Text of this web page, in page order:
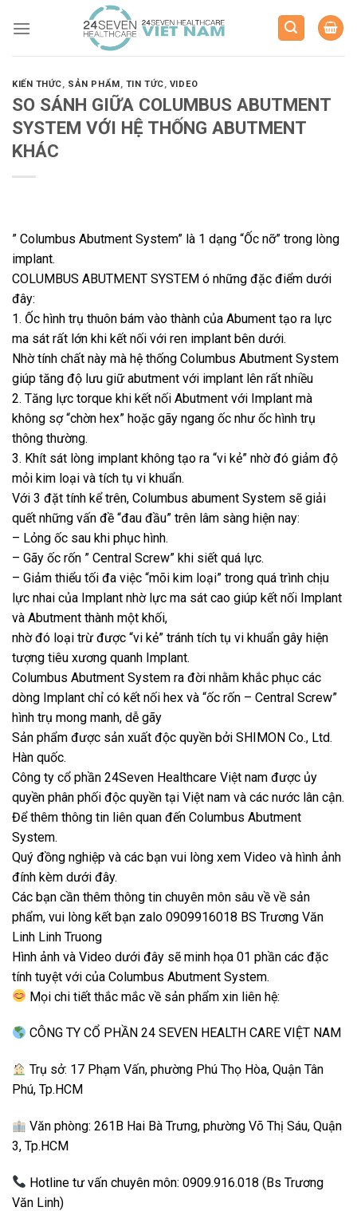
KIẾN THỨC, SẢN PHẨM, TIN TỨC, VIDEO
SO SÁNH GIỮA COLUMBUS ABUTMENT
SYSTEM VỚI HỆ THỐNG ABUTMENT
KHÁC
” Columbus Abutment System” là 1 dạng “Ốc nỡ” trong lòng
implant.
COLUMBUS ABUTMENT SYSTEM ó những đặc điểm dưới
đây:
1. Ốc hình trụ thuôn bám vào thành của Abument tạo ra lực
ma sát rất lớn khi kết nối với ren implant bên dưới.
Nhờ tính chất này mà hệ thống Columbus Abutment System
giúp tăng độ lưu giữ abutment với implant lên rất nhiều
2. Tăng lực torque khi kết nối Abutment với Implant mà
không sợ “chờn hex” hoặc gãy ngang ốc như ốc hình trụ
thông thường.
3. Khít sát lòng implant không tạo ra “vi kẻ” nhờ đó giảm độ
mỏi kim loại và tích tụ vi khuẩn.
Với 3 đặt tính kể trên, Columbus abument System sẽ giải
quết những vấn đề “đau đầu” trên lâm sàng hiện nay:
– Lỏng ốc sau khi phục hình.
– Gãy ốc rốn ” Central Screw” khi siết quá lực.
– Giảm thiểu tối đa việc “mõi kim loại” trong quá trình chịu
lực nhai của Implant nhờ lực ma sát cao giúp kết nối Implant
và Abutment thành một khối,
nhờ đó loại trừ được “vi kẻ” tránh tích tụ vi khuẩn gây hiện
tượng tiêu xương quanh Implant.
Columbus Abutment System ra đời nhằm khắc phục các
dòng Implant chỉ có kết nối hex và “ốc rốn – Central Screw”
hình trụ mong manh, dễ gãy
Sản phẩm được sản xuất độc quyền bởi SHIMON Co., Ltd.
Hàn quốc.
Công ty cổ phần 24Seven Healthcare Việt nam được ủy
quyền phân phối độc quyền tại Việt nam và các nước lân cận.
Để thêm thông tin liên quan đến Columbus Abutment
System.
Quý đồng nghiệp và các bạn vui lòng xem Video và hình ảnh
đính kèm dưới đây.
Các bạn cần thêm thông tin chuyên môn sâu về về sản
phẩm, vui lòng kết bạn zalo 0909916018 BS Trương Văn
Linh Linh Truong
Hình ảnh và Video dưới đây sẽ minh họa 01 phần các đặc
tính tuyệt với của Columbus Abutment System.
Mọi chi tiết thắc mắc về sản phẩm xin liên hệ:
CÔNG TY CỔ PHẦN 24 SEVEN HEALTH CARE VIỆT NAM
Trụ sở: 17 Phạm Vấn, phường Phú Thọ Hòa, Quận Tân
Phú, Tp.HCM
Văn phòng: 261B Hai Bà Trưng, phường Võ Thị Sáu, Quận
3, Tp.HCM
Hotline tư vấn chuyên môn: 0909.916.018 (Bs Trương
Văn Linh)